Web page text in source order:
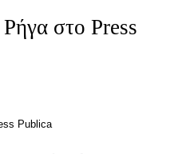
Ρήγα στο Press